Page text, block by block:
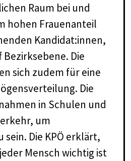
Raum bei und
hohen Frauenanteil
Kandidat:innen,
Die
sich zudem für eine
Die
in Schulen und
um
Die KPÖ erklärt,
Mensch wichtig ist